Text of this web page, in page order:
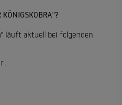
läuft aktuell bei folgenden
.